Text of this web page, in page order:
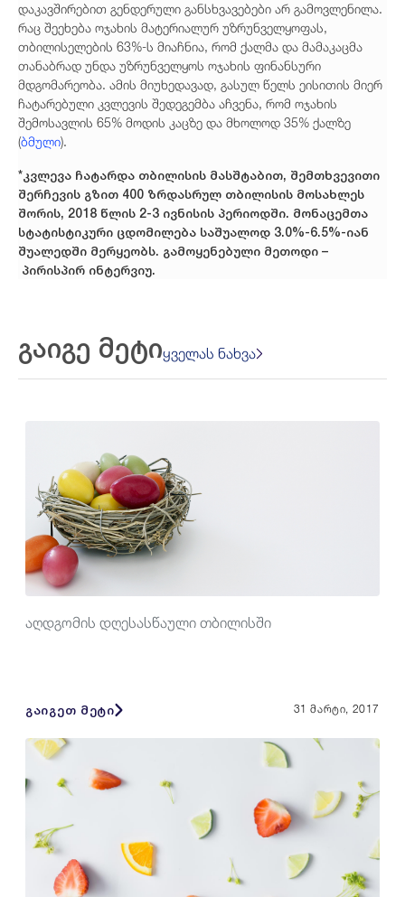
დაკავშირებით გენდერული განსხვავებები არ გამოვლენილა.
რაც შეეხება ოჯახის მატერიალურ უზრუნველყოფას,
თბილისელების 63%-ს მიაჩნია, რომ ქალმა და მამაკაცმა
თანაბრად უნდა უზრუნველყოს ოჯახის ფინანსური
მდგომარეობა. ამის მიუხედავად, გასულ წელს ეისითის მიერ
ჩატარებული კვლევის შედეგემბა აჩვენა, რომ ოჯახის
შემოსავლის 65% მოდის კაცზე და მხოლოდ 35% ქალზე
(ბმული).
*კვლევა ჩატარდა თბილისის მასშტაბით, შემთხვევითი
შერჩევის გზით 400 ზრდასრულ თბილისის მოსახლეს
შორის, 2018 წლის 2-3 ივნისის პერიოდში. მონაცემთა
სტატისტიკური ცდომილება საშუალოდ 3.0%-6.5%-იან
შუალედში მერყეობს. გამოყენებული მეთოდი –
პირისპირ ინტერვიუ.
გაიგე მეტიყველას ნახვა
აღდგომის დღესასწაული თბილისში
გაიგეთ მეტი 31 მარტი, 2017